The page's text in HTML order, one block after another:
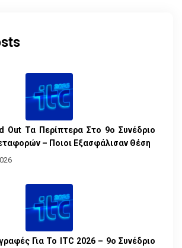
Out Τα Περίπτερα Στο 9ο Συνέδριο
– Ποιοι Εξασφάλισαν Θέση
Για Το ITC 2026 – 9ο Συνέδριο